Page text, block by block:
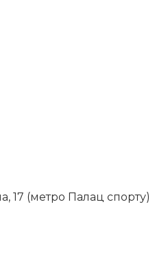
17 (метро Палац спорту)